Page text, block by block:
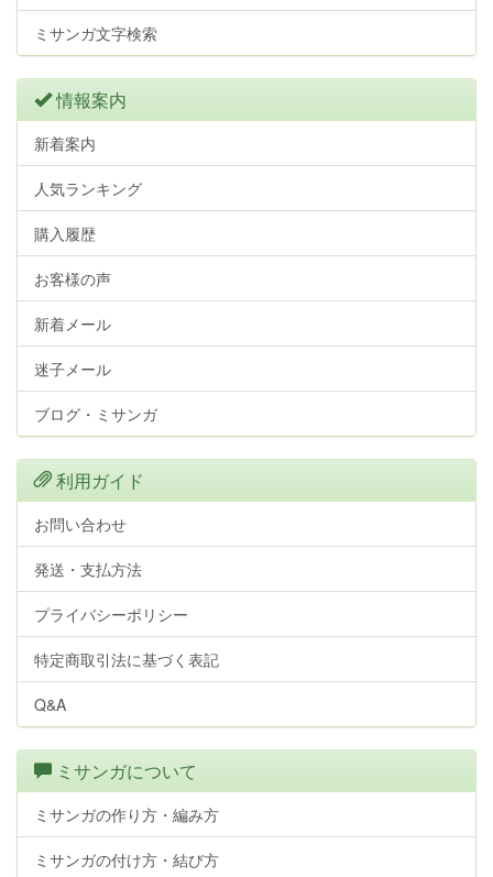
ミサンガ文字検索
情報案内
新着案内
人気ランキング
購入履歴
お客様の声
新着メール
迷子メール
ブログ・ミサンガ
利用ガイド
お問い合わせ
発送・支払方法
プライバシーポリシー
特定商取引法に基づく表記
Q&A
ミサンガについて
ミサンガの作り方・編み方
ミサンガの付け方・結び方